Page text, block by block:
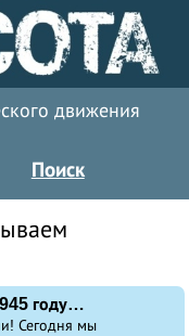
движения
Поиск
году…
Сегодня мы